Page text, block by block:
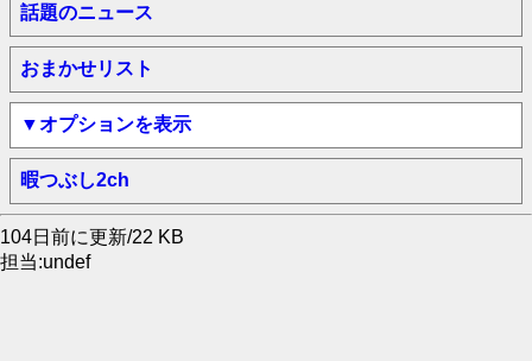
話題のニュース
おまかせリスト
▼オプションを表示
暇つぶし2ch
104日前に更新/22 KB
担当:undef